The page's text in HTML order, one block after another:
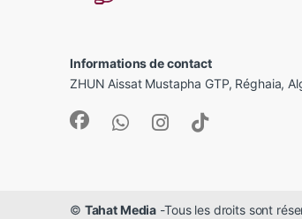
Informations de contact
ZHUN Aissat Mustapha GTP, Réghaia,
© Tahat Media -Tous les droits sont